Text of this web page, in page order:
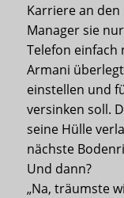
Karriere an
Manager sie
Telefon
Armani
einstellen und
versinken soll.
seine Hülle
nächste
Und dann?
„Na, träumste